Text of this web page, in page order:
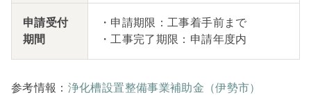
申請受付
期間
・申請期限：工事着手前まで
・工事完了期限：申請年度内
参考情報： 浄化槽設置整備事業補助金（伊勢市）